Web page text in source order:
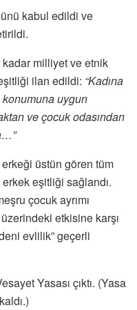
kabul edildi ve
milliyet ve etnik
ilan edildi: “Kadına
konumuna uygun
ve çocuk odasından
üstün gören tüm
eşitliği sağlandı.
çocuk ayrımı
etkisine karşı
evlilik” geçerli
Yasası çıktı. (Yasa